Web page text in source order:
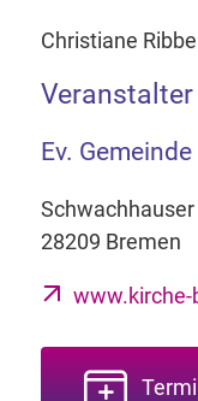
Christiane
Veranstalter
Ev.
28209 Bremen